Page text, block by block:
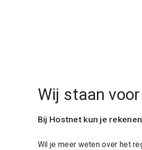
Wij staan
Bij Hostnet kun je
Wil je meer weten over het